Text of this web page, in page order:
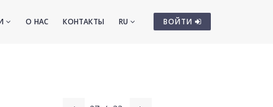
ВОЙТИ
О НАС КОНТАКТЫ RU